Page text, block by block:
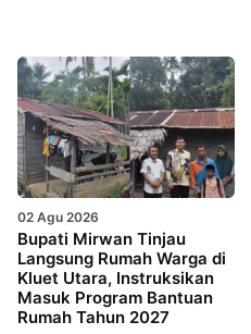
02 Agu 2026
Bupati Mirwan Tinjau
Langsung Rumah Warga di
Kluet Utara, Instruksikan
Masuk Program Bantuan
Rumah Tahun 2027